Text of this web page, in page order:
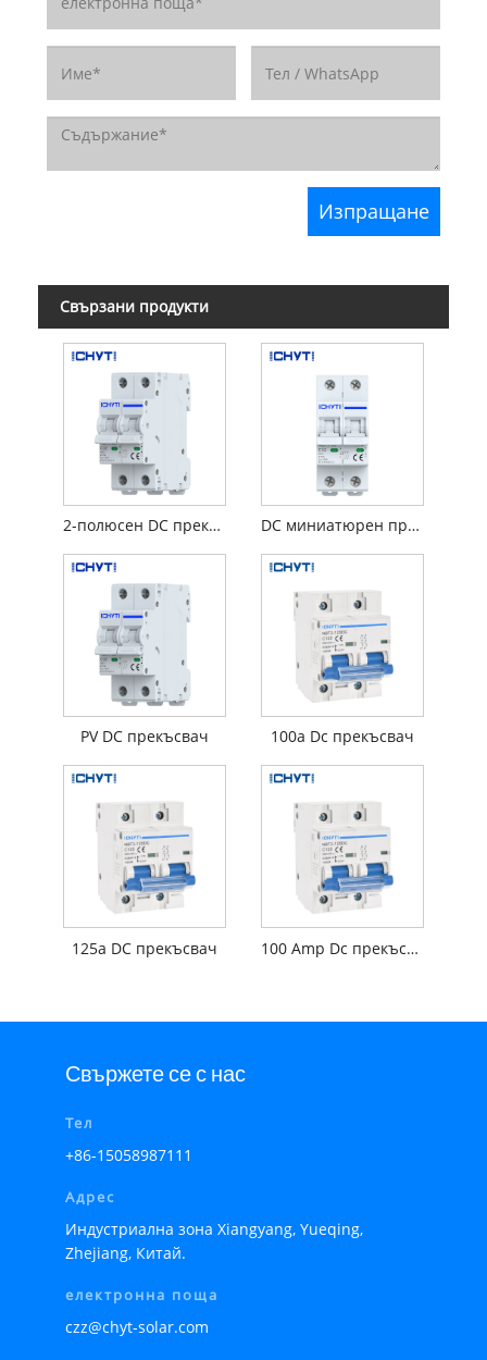
Свързани продукти
2-полюсен DC прекъсвач DC миниатюрен прекъсвач
PV DC прекъсвач 100a Dc прекъсвач
125a DC прекъсвач 100 Amp Dc прекъсвач
Свържете се с нас
Тел
+86-15058987111
Адрес
Индустриална зона Xiangyang, Yueqing,
Zhejiang, Китай.
електронна поща
czz@chyt-solar.com